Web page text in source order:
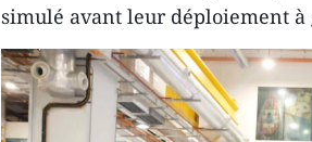
simulé avant leur déploiement à